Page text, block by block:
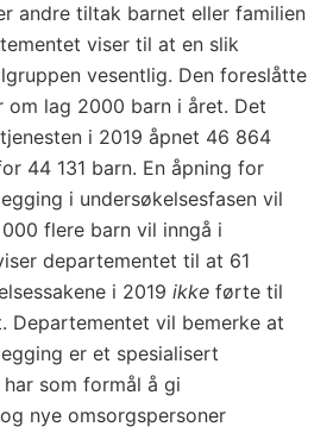
andre tiltak barnet eller familien
viser til at en slik
vesentlig. Den foreslåtte
om lag 2000 barn i året. Det
i 2019 åpnet 46 864
44 131 barn. En åpning for
i undersøkelsesfasen vil
flere barn vil inngå i
departementet til at 61
i 2019 ikke førte til
Departementet vil bemerke at
er et spesialisert
som formål å gi
nye omsorgspersoner